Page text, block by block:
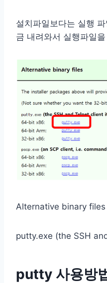
설치파일보다는 실행
금 내려와서 실행파일
Alternative binary files
putty.exe (the SSH
putty 사용방